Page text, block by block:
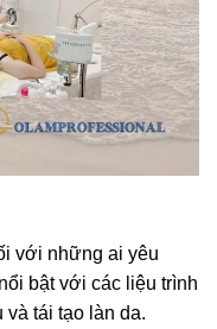
với những ai yêu
bật với các liệu trình
và tái tạo làn da.